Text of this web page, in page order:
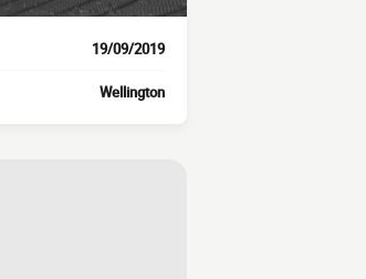
19/09/2019
Wellington